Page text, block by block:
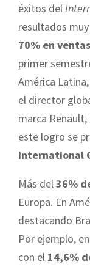
éxitos del
resultados
70% en
primer
América
el director
marca
este logro se
International
Más del36%
Europa. En
destacando
Por ejemplo,
con el 14,6%